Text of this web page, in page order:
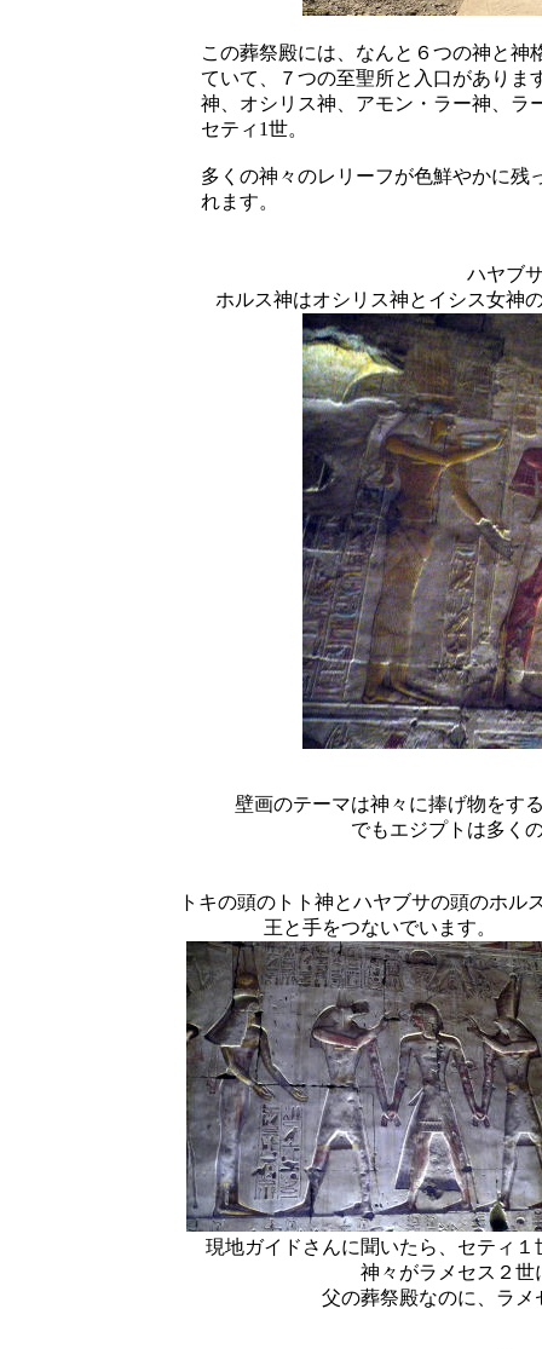
この葬祭殿には、なんと６つの神と神
ていて、７つの至聖所と入口がありま
神、オシリス神、アモン・ラー神、ラ
セティ1世。
多くの神々のレリーフが色鮮やかに残
れます。
ハヤブ
ホルス神はオシリス神とイシス女神
壁画のテーマは神々に捧げ物をす
でもエジプトは多く
トキの頭のトト神とハヤブサの頭のホル
王と手をつないでいます。
現地ガイドさんに聞いたら、セティ
神々がラメセス２世
父の葬祭殿なのに、ラ